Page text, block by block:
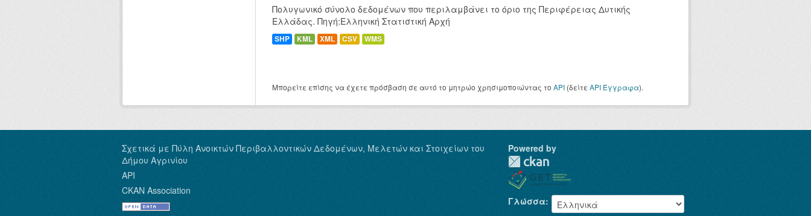
Πολυγωνικό σύνολο δεδομένων που περιλαμβάνει το όριο της Περιφέρειας Δυτικής
Ελλάδας. Πηγή:Ελληνική Στατιστική Αρχή
SHP KML XML CSV WMS
Μπορείτε επίσης να έχετε πρόσβαση σε αυτό το μητρώο χρησιμοποιώντας το API (δείτε API Έγγραφα).
Σχετικά με Πύλη Ανοικτών Περιβαλλοντικών Δεδομένων, Μελετών και Στοιχείων του
Δήμου Αγρινίου
API
CKAN Association
Powered by
Γλώσσα